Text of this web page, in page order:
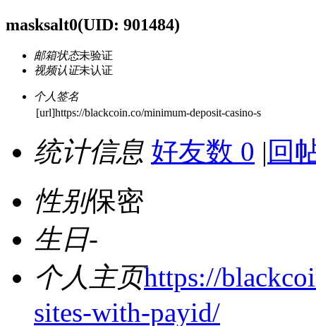
masksalt0(UID: 901484)
邮箱状态未验证
视频认证未认证
个人签名
[url]https://blackcoin.co/minimum-deposit-casino-s
统计信息 好友数 0 | 回
性别保密
生日-
个人主页https://
sites-with-payid/